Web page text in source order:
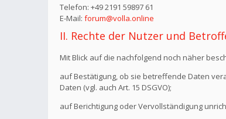
Telefon: +49 2191 59897 61
E-Mail: forum@volla.online
II. Rechte der Nutzer und
Mit Blick auf die nachfolgend noch näher
auf Bestätigung, ob sie betreffende Daten
Daten (vgl. auch Art. 15 DSGVO);
auf Berichtigung oder Vervollständigung